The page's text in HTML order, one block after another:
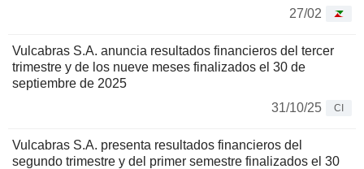
27/02
Vulcabras S.A. anuncia resultados financieros del tercer
trimestre y de los nueve meses finalizados el 30 de
septiembre de 2025
31/10/25
CI
Vulcabras S.A. presenta resultados financieros del
segundo trimestre y del primer semestre finalizados el 30